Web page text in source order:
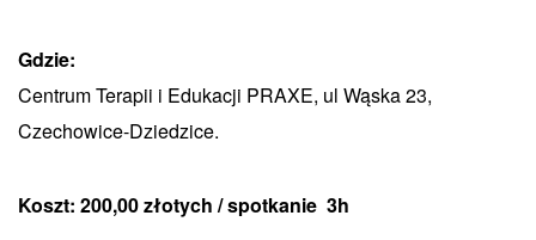
Gdzie:
Centrum Terapii i Edukacji PRAXE, ul Wąska 23,
Czechowice-Dziedzice.
Koszt: 200,00 złotych / spotkanie 3h